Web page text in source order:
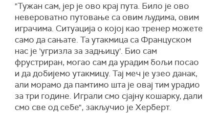
"Тужан сам, јер је ово крај пута. Било је ово
невероватно путовање са овим људима, овим
играчима. Ситуација о којој као тренер можете
само да сањате. Та утакмица са Француском
нас је 'угризла за задњицу'. Био сам
фрустриран, могао сам да урадим бољи посао
и да добијемо утакмицу. Тај меч је узео данак,
али морамо да памтимо шта је овај тим урадио
за три године. Играли смо сјајну кошарку, дали
смо све од себе", закључио је Херберт.